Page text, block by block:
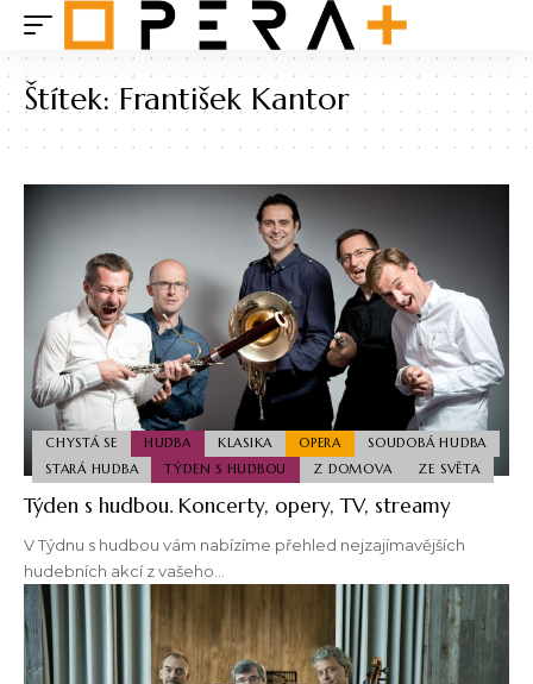
Štítek:František Kantor
CHYSTÁ SE HUDBA KLASIKA OPERA
SOUDOBÁ HUDBA
STARÁ HUDBA
TÝDEN S HUDBOU Z DOMOVA ZE SVĚTA
Týden s hudbou. Koncerty, opery, TV, streamy
V Týdnu s hudbou vám nabízíme přehled nejzajímavějších
hudebních akcí z vašeho…